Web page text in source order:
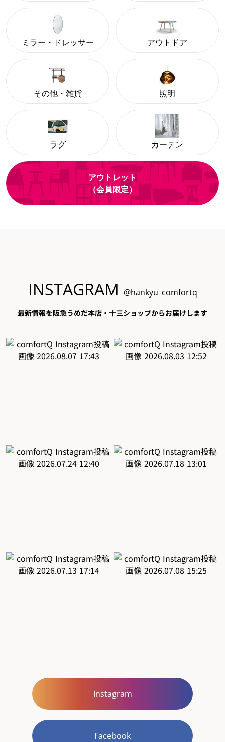
ミラー・ドレッサー アウトドア
その他・雑貨 照明
ラグ カーテン
アウトレット
（会員限定）
INSTAGRAM @hankyu_comfortq
最新情報を阪急うめだ本店・十三ショップからお届けします
Instagram
Facebook